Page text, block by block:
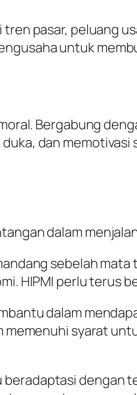
pasar, peluang
untuk
Bergabung
dan memotivasi
dalam
sebelah
HIPMI perlu terus
dalam
syarat
dengan